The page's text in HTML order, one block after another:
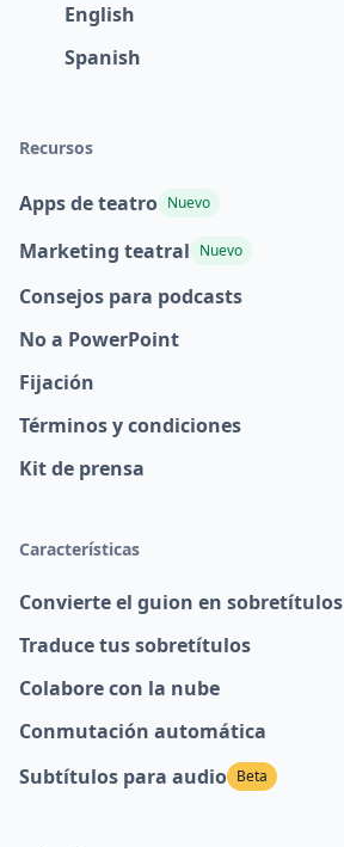
English
Spanish
Recursos
Apps de teatro Nuevo
Marketing teatral Nuevo
Consejos para podcasts
No a PowerPoint
Fijación
Términos y condiciones
Kit de prensa
Características
Convierte el guion en sobretítulos
Traduce tus sobretítulos
Colabore con la nube
Conmutación automática
Subtítulos para audio Beta